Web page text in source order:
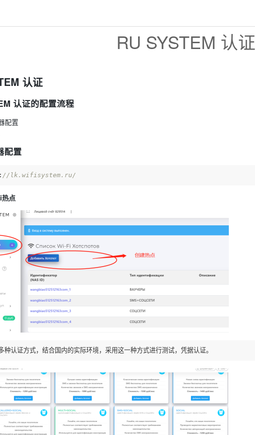
RU SYSTEM 认证
认证
认证的配置流程
配置
配置
//lk.wifisystem.ru/
点
种认证方式，结合国内的实际环境，采用这一种方式进行测试，凭据认证。